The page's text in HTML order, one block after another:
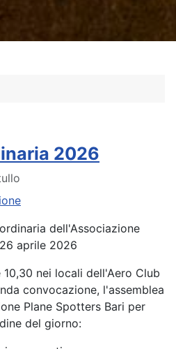
2026
dell'Associazione
aprile 2026
nei locali dell'Aero Club
convocazione, l'assemblea
Plane Spotters Bari per
del giorno: